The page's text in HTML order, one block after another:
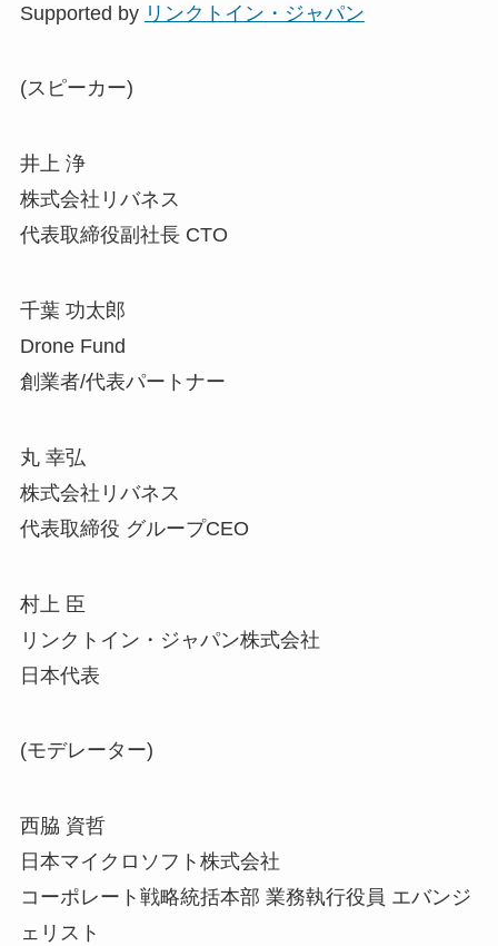
Supported by リンクトイン・ジャパン
(スピーカー)
井上 浄
株式会社リバネス
代表取締役副社長 CTO
千葉 功太郎
Drone Fund
創業者/代表パートナー
丸 幸弘
株式会社リバネス
代表取締役 グループCEO
村上 臣
リンクトイン・ジャパン株式会社
日本代表
(モデレーター)
西脇 資哲
日本マイクロソフト株式会社
コーポレート戦略統括本部 業務執行役員 エバンジ
ェリスト